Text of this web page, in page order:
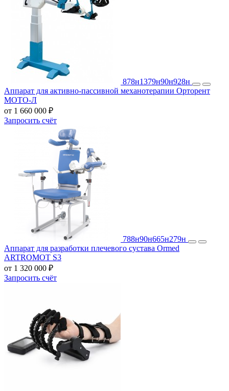
878н1379н90н928н
Аппарат для активно-пассивной механотерапии Орторент
МОТО-Л
от 1 660 000 ₽
Запросить счёт
788н90н665н279н
Аппарат для разработки плечевого сустава Ormed
ARTROMOT S3
от 1 320 000 ₽
Запросить счёт